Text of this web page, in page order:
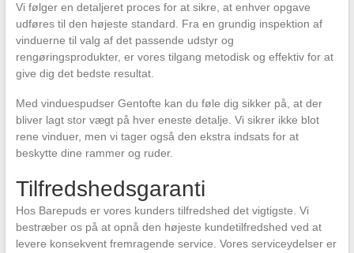
Vi følger en detaljeret proces for at sikre, at enhver opgave
udføres til den højeste standard. Fra en grundig inspektion af
vinduerne til valg af det passende udstyr og
rengøringsprodukter, er vores tilgang metodisk og effektiv for at
give dig det bedste resultat.
Med vinduespudser Gentofte kan du føle dig sikker på, at der
bliver lagt stor vægt på hver eneste detalje. Vi sikrer ikke blot
rene vinduer, men vi tager også den ekstra indsats for at
beskytte dine rammer og ruder.
Tilfredshedsgaranti
Hos Barepuds er vores kunders tilfredshed det vigtigste. Vi
bestræber os på at opnå den højeste kundetilfredshed ved at
levere konsekvent fremragende service. Vores serviceydelser er